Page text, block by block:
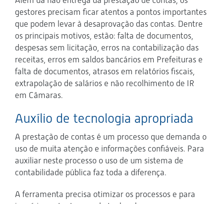
gestores precisam ficar atentos a pontos importantes
que podem levar à desaprovação das contas. Dentre
os principais motivos, estão: falta de documentos,
despesas sem licitação, erros na contabilização das
receitas, erros em saldos bancários em Prefeituras e
falta de documentos, atrasos em relatórios fiscais,
extrapolação de salários e não recolhimento de IR
em Câmaras.
Auxílio de tecnologia apropriada
A prestação de contas é um processo que demanda o
uso de muita atenção e informações confiáveis. Para
auxiliar neste processo o uso de um sistema de
contabilidade pública faz toda a diferença.
A ferramenta precisa otimizar os processos e para